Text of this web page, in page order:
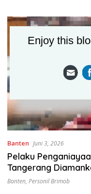
Banten Juni 3, 2026
Pelaku
Tangerang
Banten, Personil Brimob
Enjoy this